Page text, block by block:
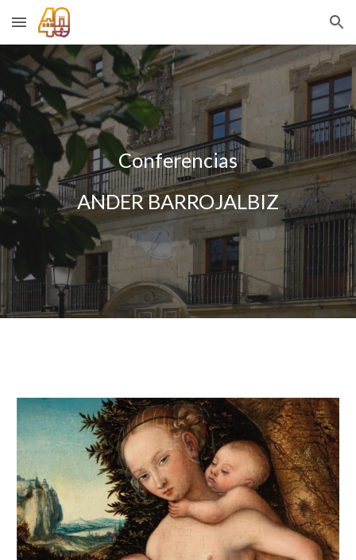
Skip to main content Skip to navigation
Conferencias
ANDER BARROJALBIZ